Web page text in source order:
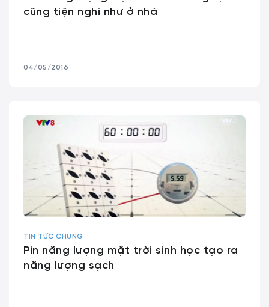
cũng tiện nghi như ở nhà
04/05/2016
TIN TỨC CHUNG
Pin năng lượng mặt trời sinh học tạo ra
năng lượng sạch